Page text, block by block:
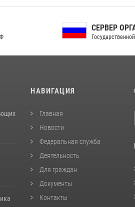
СЕРВЕР ОРГАНОВ
Государственной власти РФ
НАВИГАЦИЯ
Главная
Новости
Федеральная служба
Деятельность
Для граждан
Документы
Контакты